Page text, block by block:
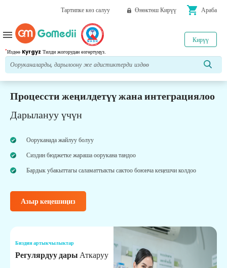
Тартипке көз салуу Өнөктөш Кирүү shopping_cart Араба
*Издөө Kyrgyz Тилди жогорудан өзгөртүңүз.
Кирүү
menu
Процессти жеңилдетүү жана интеграциялоо
Дарылануу үчүн
Ооруканада жайлуу болуу
Сиздин бюджетке жараша оорукана тандоо
Бардык убакыттагы саламаттыкты сактоо боюнча кеңешчи колдоо
Азыр кеңешиңиз
Биздин артыкчылыктар
Регулярдуу дарыАткаруу